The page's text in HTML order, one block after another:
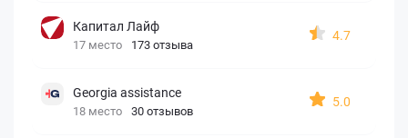
Капитал Лайф
17 место 173 отзыва
4.7
Georgia assistance
18 место 30 отзывов
5.0